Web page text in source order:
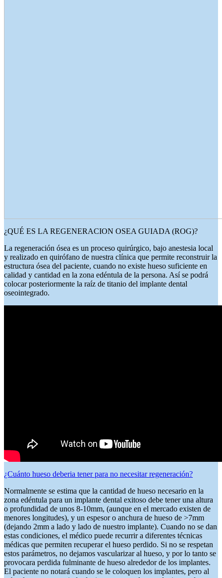
¿QUÉ ES LA REGENERACION OSEA GUIADA (ROG)?
La regeneración ósea es un proceso quirúrgico, bajo anestesia local
y realizado en quirófano de nuestra clínica que permite reconstruir la
estructura ósea del paciente, cuando no existe hueso suficiente en
calidad y cantidad en la zona edéntula de la persona. Así se podrá
colocar posteriormente la raíz de titanio del implante dental
oseointegrado.
¿Cuánto hueso deberia tener para no necesitar regeneración?
Normalmente se estima que la cantidad de hueso necesario en la
zona edéntula para un implante dental exitoso debe tener una altura
o profundidad de unos 8-10mm, (aunque en el mercado existen de
menores longitudes), y un espesor o anchura de hueso de >7mm
(dejando 2mm a lado y lado de nuestro implante). Cuando no se dan
estas condiciones, el médico puede recurrir a diferentes técnicas
médicas que permiten recuperar el hueso perdido. Si no se respetan
estos parámetros, no dejamos vascularizar al hueso, y por lo tanto se
provocara perdida fulminante de hueso alrededor de los implantes.
El paciente no notará cuando se le coloquen los implantes, pero al